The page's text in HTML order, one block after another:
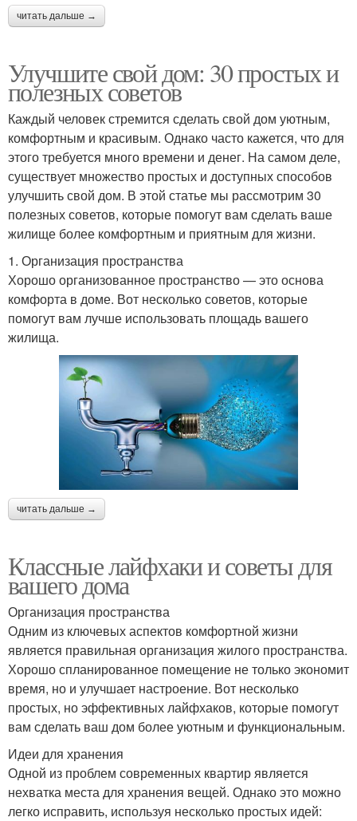
читать дальше →
Улучшите свой дом: 30 простых и
полезных советов
Каждый человек стремится сделать свой дом уютным,
комфортным и красивым. Однако часто кажется, что для
этого требуется много времени и денег. На самом деле,
существует множество простых и доступных способов
улучшить свой дом. В этой статье мы рассмотрим 30
полезных советов, которые помогут вам сделать ваше
жилище более комфортным и приятным для жизни.
1. Организация пространства
Хорошо организованное пространство — это основа
комфорта в доме. Вот несколько советов, которые
помогут вам лучше использовать площадь вашего
жилища.
читать дальше →
Классные лайфхаки и советы для
вашего дома
Организация пространства
Одним из ключевых аспектов комфортной жизни
является правильная организация жилого пространства.
Хорошо спланированное помещение не только экономит
время, но и улучшает настроение. Вот несколько
простых, но эффективных лайфхаков, которые помогут
вам сделать ваш дом более уютным и функциональным.
Идеи для хранения
Одной из проблем современных квартир является
нехватка места для хранения вещей. Однако это можно
легко исправить, используя несколько простых идей: